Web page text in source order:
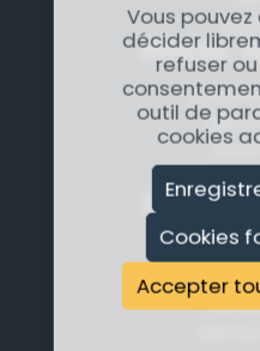
Vous
décider
refuser
outil de
cookies
Cookies
Accepter
RÉSEAU
Qui
Notre
À
Foire
Se